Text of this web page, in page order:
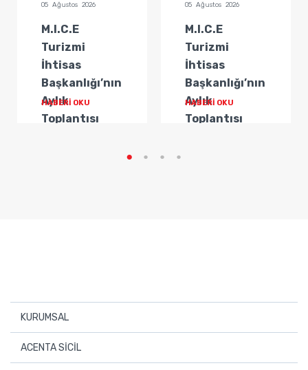
05 Ağustos 2026
M.I.C.E
Turizmi
İhtisas
Başkanlığı’nın
Aylık
Toplantısı
HABERİ OKU
05 Ağustos 2026
M.I.C.E
Turizmi
İhtisas
Başkanlığı’nın
Aylık
Toplantısı
HABERİ OKU
KURUMSAL
Hakkımızda
ACENTA SİCİL